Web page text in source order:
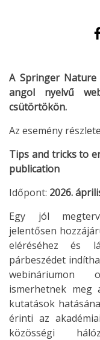
A Springer
angol nyelvű
csütörtökön.
Az esemény
Tips and tricks to
publication
Időpont: 2026.
Egy jól
jelentősen
eléréséhez és
párbeszédet
webináriumon
ismerhetnek meg
kutatások
érinti az
közösségi